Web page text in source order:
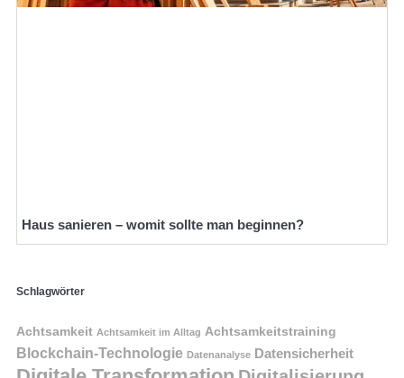
Haus sanieren – womit sollte man beginnen?
Schlagwörter
Achtsamkeit Achtsamkeit im Alltag Achtsamkeitstraining
Blockchain-Technologie Datenanalyse Datensicherheit